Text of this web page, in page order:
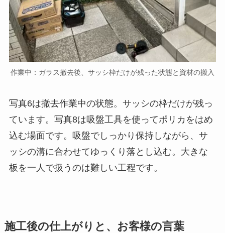
作業中：ガラス撤去後、サッシ枠だけが残った状態と資材の搬入
写真6は撤去作業中の状態。サッシの枠だけが残っ
ています。写真8は吸盤工具を使ってポリカをはめ
込む場面です。吸盤でしっかり保持しながら、サ
ッシの溝に合わせてゆっくり落とし込む。大きな
板を一人で扱うのは難しい工程です。
施工後の仕上がりと、お客様の言葉